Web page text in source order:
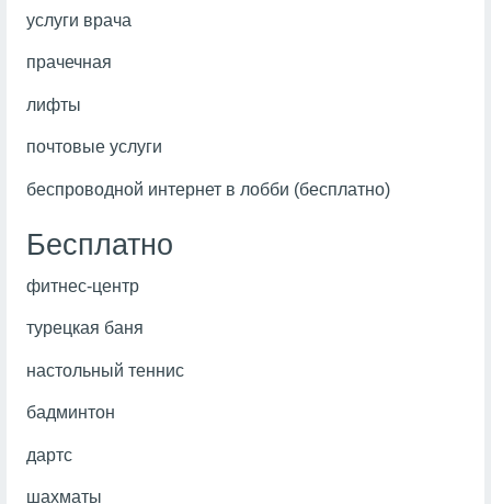
услуги врача
прачечная
лифты
почтовые услуги
беспроводной интернет в лобби (бесплатно)
Бесплатно
фитнес-центр
турецкая баня
настольный теннис
бадминтон
дартс
шахматы